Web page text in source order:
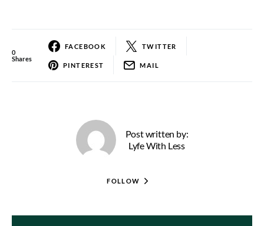
0
Shares
FACEBOOK TWITTER
PINTEREST MAIL
Post written by:
Lyfe With Less
FOLLOW